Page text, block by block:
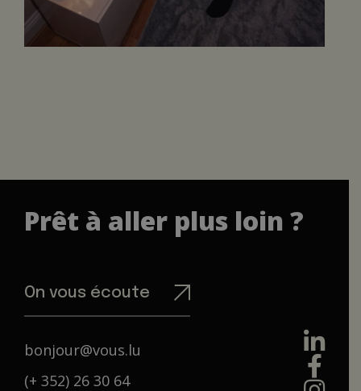
Prêt à aller plus loin ?
On vous écoute
bonjour@vous.lu
(+ 352) 26 30 64